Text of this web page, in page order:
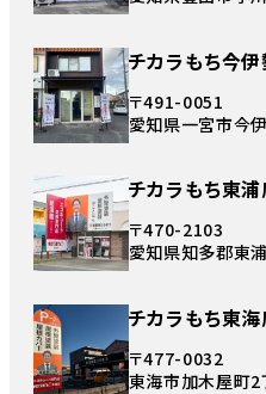
チカラもち今
〒491-0051
愛知県一宮市今
チカラもち東
〒470-2103
愛知県知多郡東
チカラもち東
〒477-0032
東海市加木屋町